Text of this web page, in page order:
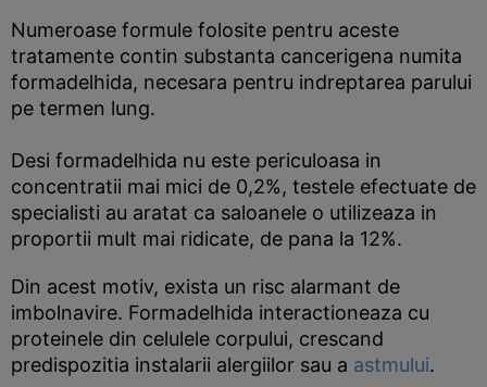
Numeroase formule folosite pentru aceste
tratamente contin substanta cancerigena numita
formadelhida, necesara pentru indreptarea parului
pe termen lung.
Desi formadelhida nu este periculoasa in
concentratii mai mici de 0,2%, testele efectuate de
specialisti au aratat ca saloanele o utilizeaza in
proportii mult mai ridicate, de pana la 12%.
Din acest motiv, exista un risc alarmant de
imbolnavire. Formadelhida interactioneaza cu
proteinele din celulele corpului, crescand
predispozitia instalarii alergiilor sau a astmului.